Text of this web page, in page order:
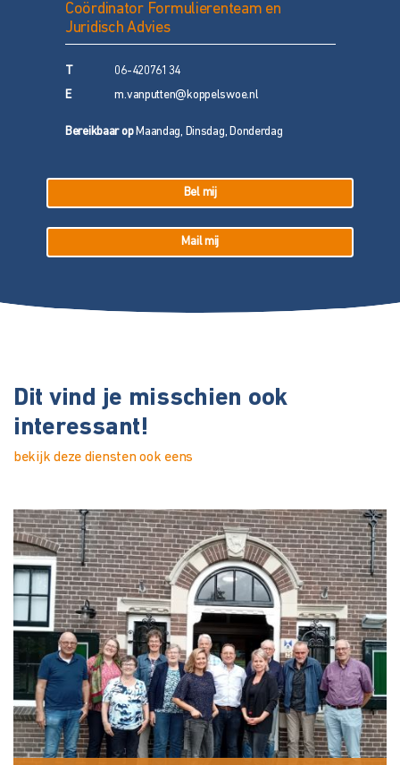
Coördinator Formulierenteam en
Juridisch Advies
06-42076134
E m.vanputten@koppelswoe.nl
Bereikbaar opMaandag, Dinsdag, Donderdag
Bel mij
Mail mij
Dit vind je misschien ook
interessant!
bekijk deze diensten ook eens